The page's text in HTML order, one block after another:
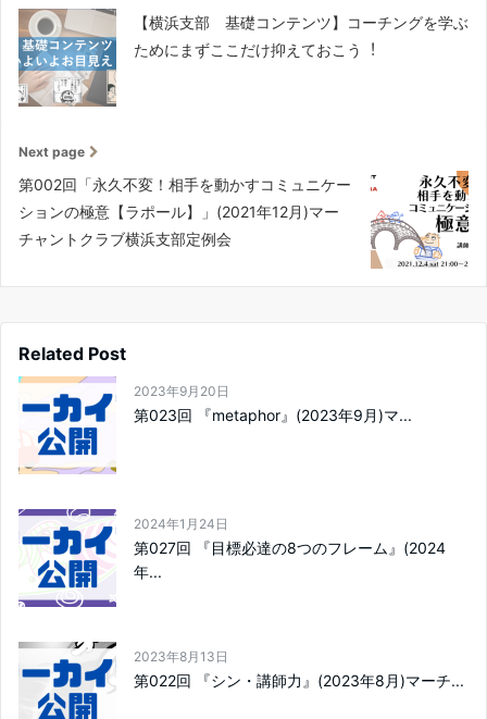
【横浜支部 基礎コンテンツ】コーチングを学ぶ
ためにまずここだけ抑えておこう︕
Next page
第002回「永久不変！相手を動かすコミュニケー
ションの極意【ラポール】​​​​」(2021年12月)マー
チャントクラブ横浜支部定例会
Related Post
2023年9月20日
第023回 『metaphor』​(2023年9月)マ...
2024年1月24日
第027回 『目標必達の8つのフレーム』​(2024
年...
2023年8月13日
第022回 『シン・講師力』​(2023年8月)マーチ...